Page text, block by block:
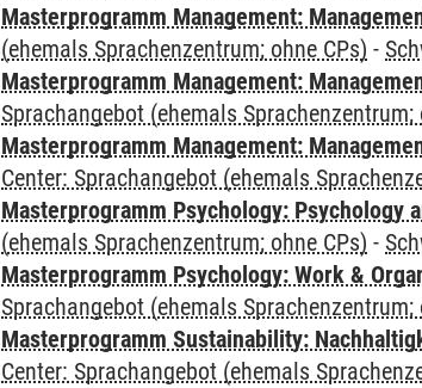
Masterprogramm Management:
(ehemals Sprachenzentrum; ohne CPs) -
Masterprogramm Management:
Sprachangebot (ehemals Sprachenzentrum;
Masterprogramm Management:
Center: Sprachangebot (ehemals
Masterprogramm Psychology: Psychology
(ehemals Sprachenzentrum; ohne CPs) -
Masterprogramm Psychology: Work &
Sprachangebot (ehemals Sprachenzentrum;
Masterprogramm Sustainability:
Center: Sprachangebot (ehemals